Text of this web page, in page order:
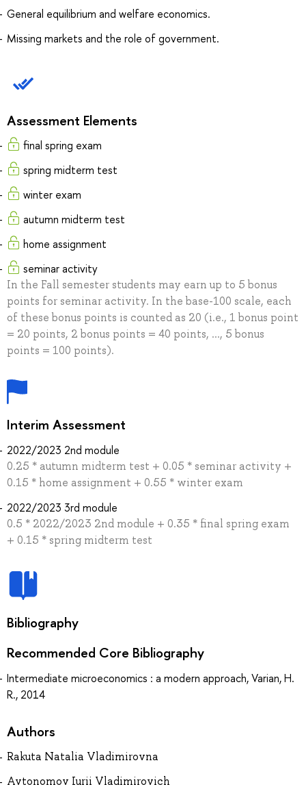
General equilibrium and welfare economics.
Missing markets and the role of government.
Assessment Elements
final spring exam
spring midterm test
winter exam
autumn midterm test
home assignment
seminar activity
In the Fall semester students may earn up to 5 bonus
points for seminar activity. In the base-100 scale, each
of these bonus points is counted as 20 (i.e., 1 bonus point
= 20 points, 2 bonus points = 40 points, ..., 5 bonus
points = 100 points).
Interim Assessment
2022/2023 2nd module
0.25 * autumn midterm test + 0.05 * seminar activity +
0.15 * home assignment + 0.55 * winter exam
2022/2023 3rd module
0.5 * 2022/2023 2nd module + 0.35 * final spring exam
+ 0.15 * spring midterm test
Bibliography
Recommended Core Bibliography
Intermediate microeconomics : a modern approach, Varian, H.
R., 2014
Authors
Rakuta Natalia Vladimirovna
Avtonomov Iurii Vladimirovich